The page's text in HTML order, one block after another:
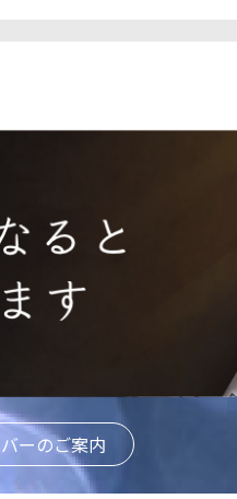
ーのご案内